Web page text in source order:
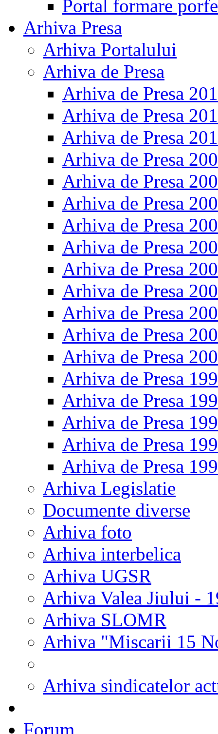
Portal formare
Arhiva Presa
Arhiva Portalului
Arhiva de Presa
Arhiva de Presa
Arhiva de Presa
Arhiva de Presa
Arhiva de Presa
Arhiva de Presa
Arhiva de Presa
Arhiva de Presa
Arhiva de Presa
Arhiva de Presa
Arhiva de Presa
Arhiva de Presa
Arhiva de Presa
Arhiva de Presa
Arhiva de Presa
Arhiva de Presa
Arhiva de Presa
Arhiva de Presa
Arhiva de Presa
Arhiva Legislatie
Documente diverse
Arhiva foto
Arhiva interbelica
Arhiva UGSR
Arhiva Valea Jiului -
Arhiva SLOMR
Arhiva "Miscarii 15
Arhiva sindicatelor
Forum